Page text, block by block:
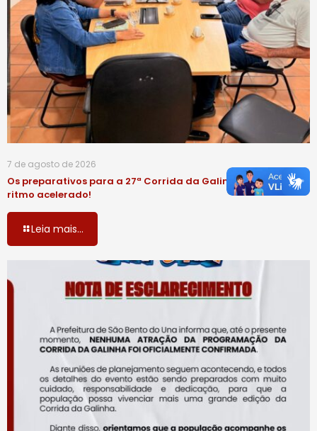
7 de agosto de 2026
Os preparativos para a 27ª Corrida da Galinha seguem em
ritmo acelerado!
Leia mais...